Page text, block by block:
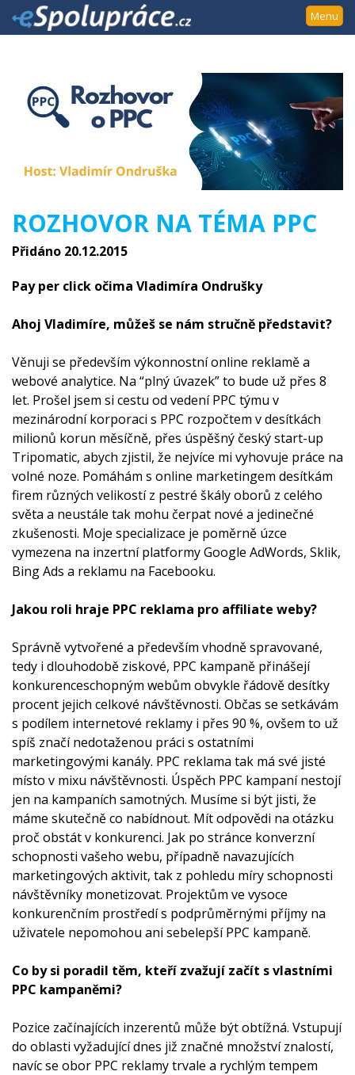
Přejít
k
na
obsah
Přejít
sloupci
zkratky
Menu
ROZHOVOR NA TÉMA PPC
Přidáno 20.12.2015
Pay per click očima Vladimíra Ondrušky
Ahoj Vladimíre, můžeš se nám stručně představit?
Věnuji se především výkonnostní online reklamě a
webové analytice. Na “plný úvazek” to bude už přes 8
let. Prošel jsem si cestu od vedení PPC týmu v
mezinárodní korporaci s PPC rozpočtem v desítkách
milionů korun měsíčně, přes úspěšný český start-up
Tripomatic, abych zjistil, že nejvíce mi vyhovuje práce na
volné noze. Pomáhám s online marketingem desítkám
firem různých velikostí z pestré škály oborů z celého
světa a neustále tak mohu čerpat nové a jedinečné
zkušenosti. Moje specializace je poměrně úzce
vymezena na inzertní platformy Google AdWords, Sklik,
Bing Ads a reklamu na Facebooku.
Jakou roli hraje PPC reklama pro affiliate weby?
Správně vytvořené a především vhodně spravované,
tedy i dlouhodobě ziskové, PPC kampaně přinášejí
konkurenceschopným webům obvykle řádově desítky
procent jejich celkové návštěvnosti. Občas se setkávám
s podílem internetové reklamy i přes 90 %, ovšem to už
spíš značí nedotaženou práci s ostatními
marketingovými kanály. PPC reklama tak má své jisté
místo v mixu návštěvnosti. Úspěch PPC kampaní nestojí
jen na kampaních samotných. Musíme si být jisti, že
máme skutečně co nabídnout. Mít odpovědi na otázku
proč obstát v konkurenci. Jak po stránce konverzní
schopnosti vašeho webu, případně navazujících
marketingových aktivit, tak z pohledu míry schopnosti
návštěvníky monetizovat. Projektům ve vysoce
konkurenčním prostředí s podprůměrnými příjmy na
uživatele nepomohou ani sebelepší PPC kampaně.
Co by si poradil těm, kteří zvažují začít s vlastními
PPC kampaněmi?
Pozice začínajících inzerentů může být obtížná. Vstupují
do oblasti vyžadující dnes již značné množství znalostí,
navíc se obor PPC reklamy trvale a rychlým tempem